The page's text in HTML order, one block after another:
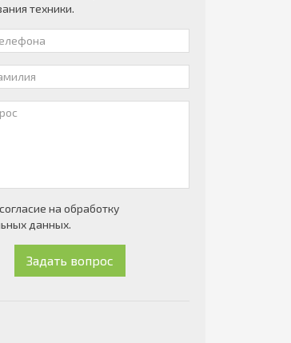
техники.
на обработку
данных.
Задать вопрос